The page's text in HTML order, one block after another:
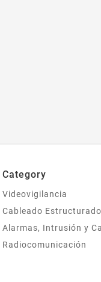
Category
Videovigilancia
Cableado Estructurado
Alarmas, Intrusión y
Radiocomunicación